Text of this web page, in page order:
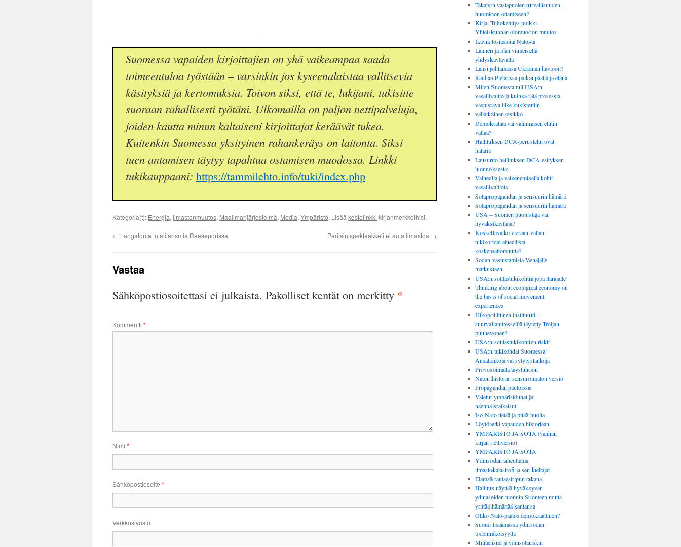
Suomessa vapaiden kirjoittajien on yhä vaikeampaa saada
toimeentuloa työstään – varsinkin jos kyseenalaistaa vallitsevia
käsityksiä ja kertomuksia. Toivon siksi, että te, lukijani, tukisitte
suoraan rahallisesti työtäni. Ulkomailla on paljon nettipalveluja,
joiden kautta minun kaltaiseni kirjoittajat keräävät tukea.
Kuitenkin Suomessa yksityinen rahankeräys on laitonta. Siksi
tuen antamisen täytyy tapahtua ostamisen muodossa. Linkki
tukikauppaani: https://tammilehto.info/tuki/index.php
Kategoria(t): Energia, Ilmastonmuutos, Maailmanjärjestelmä, Media, Ympäristö. Lisää kestolinkki kirjanmerkkeihisi.
← Langatonta totalitarismia Raaseporissa Pariisin spektaakkeli ei auta ilmastoa →
Vastaa
Sähköpostiosoitettasi ei julkaista. Pakolliset kentät on merkitty *
Kommentti *
Nimi *
Sähköpostiosoite *
Verkkosivusto
Takaisin vastapuolen turvallisuuden
huomioon ottamiseen?
Kirja: Tuhokehitys poikki –
Yhteiskunnan olomuodon muutos
Ikäviä tosiasioita Natosta
Lännen ja idän viimeisellä
yhdyskäytävällä
Länsi johtamassa Ukrainan häviöön?
Rauhaa Pietarissa paikanpäällä ja etänä
Miten Suomesta tuli USA:n
vasallivaltio ja kuinka tätä prosessia
vastustava liike kukistettiin
väliaikainen otsikko
Demokratiaa vai valinnaisen eliitin
valtaa?
Hallituksen DCA-perustelut ovat
hataria
Lausunto hallituksen DCA-esityksen
luonnoksesta:
Valheella ja vaikenemisella kohti
vasallivaltiota
Sotapropagandan ja sensuurin hämärä
Sotapropagandan ja sensuurin hämärä
USA – Suomen puolustaja vai
hyväksikäyttäjä?
Koskettavatko vieraan vallan
tukikohdat alueellista
koskemattomuutta?
Sodan vastustamista Venäjälle
matkustaen
USA:n sotilastukikohtia jopa itärajalle
Thinking about ecological economy on
the basis of social movement
experiences
Ulkopoliittinen instituutti –
suurvaltaintresseillä täytetty Troijan
puuhevonen?
USA:n sotilastukikohtien riskit
USA:n tukikohdat Suomessa:
Ansalankoja vai sytytyslankoja
Provosoimalla täystuhoon
Naton historia: sensuroimaton versio
Propagandan pauloissa
Vaietut ympäristöuhat ja
näennäisratkaisut
Iso-Nato tietää ja pitää huolta
Löytöretki vapauden historiaan
YMPÄRISTÖ JA SOTA (vanhan
kirjan nettiversio)
YMPÄRISTÖ JA SOTA
Ydinsodan aiheuttama
ilmastokatastrofi ja sen kieltäjät
Elämää rautaesiripun takana
Hallitus näyttää hyväksyvän
ydinaseiden tuonnin Suomeen mutta
yrittää hämärtää kantansa
Oliko Nato-päätös demokraattinen?
Suomi lisäämässä ydinsodan
todennäköisyyttä
Militarismi ja ydinsotariskin